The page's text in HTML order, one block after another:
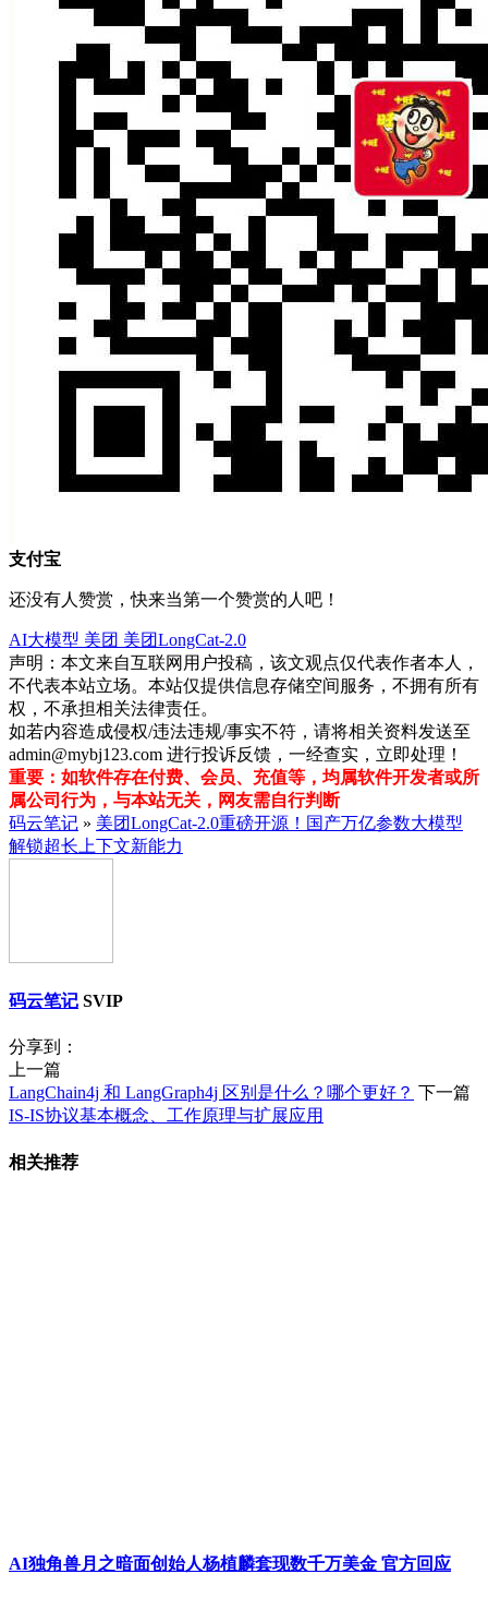
支付宝
还没有人赞赏，快来当第一个赞赏的人吧！
AI大模型 美团 美团LongCat-2.0
声明：本文来自互联网用户投稿，该文观点仅代表作者本人，
不代表本站立场。本站仅提供信息存储空间服务，不拥有所有
权，不承担相关法律责任。
如若内容造成侵权/违法违规/事实不符，请将相关资料发送至
admin@mybj123.com 进行投诉反馈，一经查实，立即处理！
重要：如软件存在付费、会员、充值等，均属软件开发者或所
属公司行为，与本站无关，网友需自行判断
码云笔记 » 美团LongCat-2.0重磅开源！国产万亿参数大模型
解锁超长上下文新能力
码云笔记 SVIP
分享到：
上一篇
LangChain4j 和 LangGraph4j 区别是什么？哪个更好？ 下一篇
IS-IS协议基本概念、工作原理与扩展应用
相关推荐
AI独角兽月之暗面创始人杨植麟套现数千万美金 官方回应